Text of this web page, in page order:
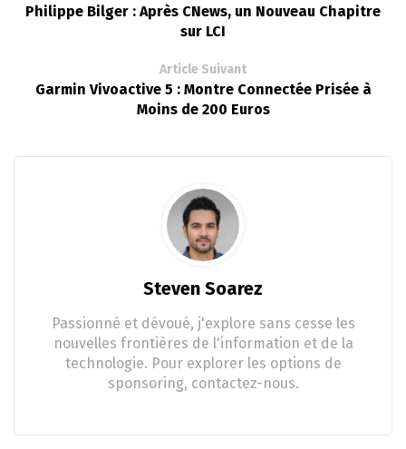
Philippe Bilger : Après CNews, un Nouveau Chapitre
sur LCI
Article Suivant
Garmin Vivoactive 5 : Montre Connectée Prisée à
Moins de 200 Euros
Steven Soarez
Passionné et dévoué, j'explore sans cesse les
nouvelles frontières de l'information et de la
technologie. Pour explorer les options de
sponsoring, contactez-nous.